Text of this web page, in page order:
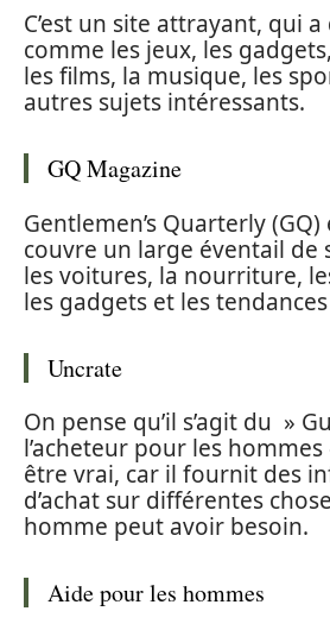
C’est un site attrayant, qui
comme les jeux, les
les films, la musique, les
autres sujets intéressants.
GQ Magazine
Gentlemen’s Quarterly
couvre un large éventail de
les voitures, la nourriture,
les gadgets et les
Uncrate
On pense qu’il s’agit du »
l’acheteur pour les
être vrai, car il fournit des
d’achat sur différentes
homme peut avoir besoin.
Aide pour les hommes